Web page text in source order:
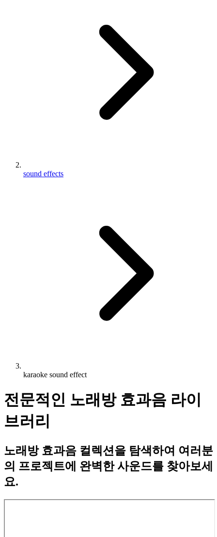
sound effects
karaoke sound effect
전문적인 노래방 효과음 라이
브러리
노래방 효과음 컬렉션을 탐색하여 여러분
의 프로젝트에 완벽한 사운드를 찾아보세
요.